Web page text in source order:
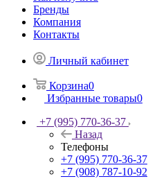
Бренды
Компания
Контакты
Личный кабинет
Корзина0
Избранные товары0
+7 (995) 770-36-37
Назад
Телефоны
+7 (995) 770-36-37
+7 (908) 787-10-92